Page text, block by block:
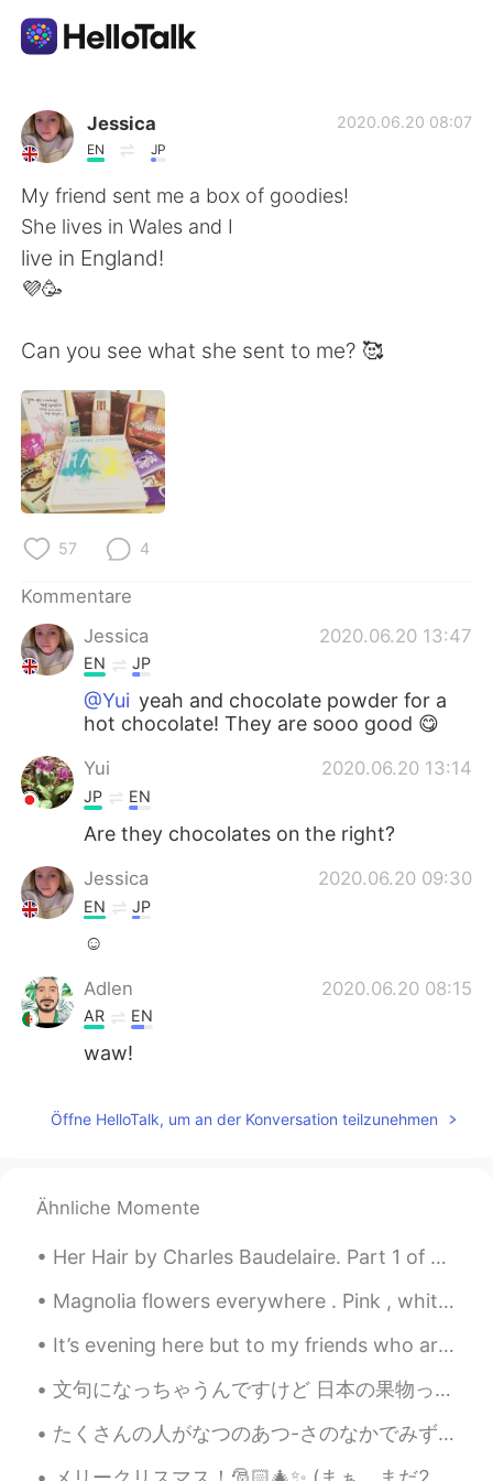
Sprachaustausch-App
AI Grammar Checker
Deutsch
繁體中文
العربية
日本語
Русский
Türkçe
Português
Jessica
EN JP
2020.06.20 08:07
My friend sent me a box of goodies!
She lives in Wales and I
live in England!
💜🥳
Can you see what she sent to me? 🥰
57 4
Kommentare
Jessica
2020.06.20 13:47
EN JP
@Yui yeah and chocolate powder for a
hot chocolate! They are sooo good 😋
Yui 2020.06.20 13:14
JP EN
Are they chocolates on the right?
Jessica 2020.06.20 09:30
EN JP
☺️
Adlen 2020.06.20 08:15
AR EN
waw!
Öffne HelloTalk, um an der Konversation teilzunehmen
Ähnliche Momente
Her Hair by Charles Baudelaire. Part 1 of 3. O fleece, that down the neck waves to the nape! O...
Magnolia flowers everywhere . Pink , white or even yellow you can spot them everywhere across Eur...
It’s evening here but to my friends who are in Asia and just waking up and starting their day ! ...
文句になっちゃうんですけど 日本の果物ってすごく高いと思います... 特にアメリカだと考えられない値段になっちゃいますね。アメリカは一個のりんごだと30円ぐらい超えないはずだけど、日本で300円...
たくさんの人がなつのあつ-さのなかでみずをたのしんでいます。- Lots of people have enjoyed the water in the summer heat. ☀️ I h...